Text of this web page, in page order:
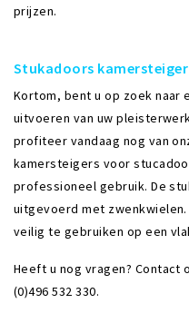
prijzen.
Stukadoors
Kortom, bent u op zoek naar
uitvoeren van uw
profiteer vandaag nog van
kamersteigers voor
professioneel gebruik. De
uitgevoerd met
veilig te gebruiken op een
Heeft u nog vragen? Contact
(0)496 532 330.